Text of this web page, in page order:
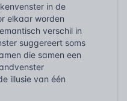
in de
elkaar worden
verschil in
suggereert soms
die samen een
illusie van één